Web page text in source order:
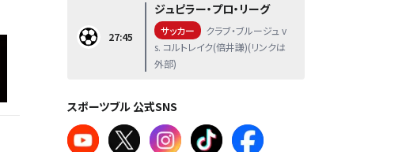
27:45
ジュピラー・プロ・リーグ
サッカー
クラブ・ブルージュ v
s. コルトレイク(倍井謙)(リンクは
外部)
スポーツブル 公式SNS